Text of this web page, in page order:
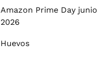
Amazon Prime Day junio
2026
Huevos